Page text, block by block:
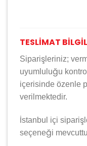
TESLİMAT
Siparişleriniz;
uyumluluğu
içerisinde özenle
verilmektedir.
İstanbul içi
seçeneği